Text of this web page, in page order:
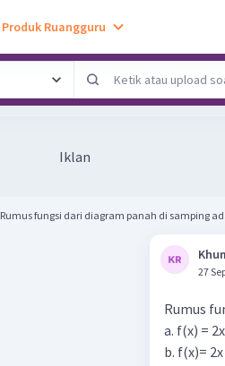
Produk Ruangguru
Iklan
Rumus fungsi dari diagram panah di samping
27
Rumus
a. f(x) =
b. f(x)=